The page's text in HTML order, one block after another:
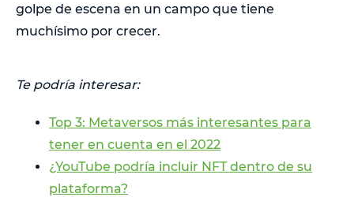
golpe de escena en un campo que tiene
muchísimo por crecer.
Te podría interesar:
Top 3: Metaversos más interesantes para
tener en cuenta en el 2022
¿YouTube podría incluir NFT dentro de su
plataforma?